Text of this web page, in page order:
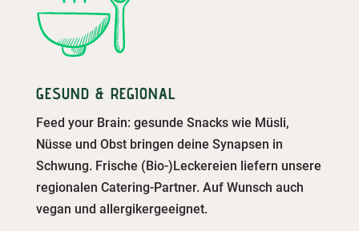
GESUND & REGIONAL
Feed your Brain: gesunde Snacks wie Müsli,
Nüsse und Obst bringen deine Synapsen in
Schwung. Frische (Bio-)Leckereien liefern unsere
regionalen Catering-Partner. Auf Wunsch auch
vegan und allergikergeeignet.